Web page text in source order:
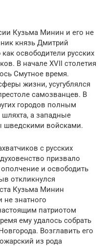
Кузьма Минин и его не
князь Дмитрий
освободители русских
В начале XVII столетия
Смутное время.
жизни, усугублялся
самозванцев. В
городов полным
а западные
шведскими войсками.
с русских
призвало
и освободить
откликнулся
Кузьма Минин
не знатного
патриотом
ему удалось собрать
Возглавить его
из рода